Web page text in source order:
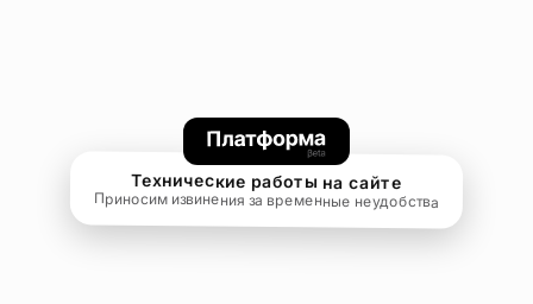
Технические работы на сайте
Приносим извинения за временные неудобства